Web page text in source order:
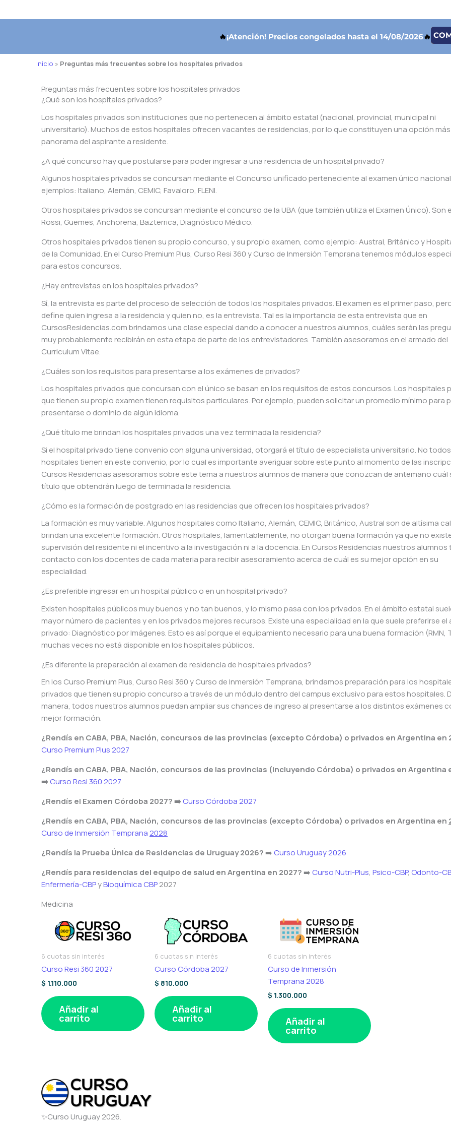
🔥¡Atención! Precios congelados hasta el 14/08/2026🔥
Inicio » Preguntas más frecuentes sobre los hospitales privados
Preguntas más frecuentes sobre los hospitales privados
¿Qué son los hospitales privados?
Los hospitales privados son instituciones que no pertenecen al ámbito estatal (nacional, provincial, municipal ni
universitario). Muchos de estos hospitales ofrecen vacantes de residencias, por lo que constituyen una opción más
panorama del aspirante a residente.
¿A qué concurso hay que postularse para poder ingresar a una residencia de un hospital privado?
Algunos hospitales privados se concursan mediante el Concurso unificado perteneciente al examen único
ejemplos: Italiano, Alemán, CEMIC, Favaloro, FLENI.
Otros hospitales privados se concursan mediante el concurso de la UBA (que también utiliza el Examen Único). Son
Rossi, Güemes, Anchorena, Bazterrica, Diagnóstico Médico.
Otros hospitales privados tienen su propio concurso, y su propio examen, como ejemplo: Austral, Británico y
de la Comunidad. En el Curso Premium Plus, Curso Resi 360 y Curso de Inmersión Temprana tenemos módulos
para estos concursos.
¿Hay entrevistas en los hospitales privados?
Sí, la entrevista es parte del proceso de selección de todos los hospitales privados. El examen es el primer paso,
define quien ingresa a la residencia y quien no, es la entrevista. Tal es la importancia de esta entrevista que en
CursosResidencias.com brindamos una clase especial dando a conocer a nuestros alumnos, cuáles serán las
muy probablemente recibirán en esta etapa de parte de los entrevistadores. También asesoramos en el armado del
Curriculum Vitae.
¿Cuáles son los requisitos para presentarse a los exámenes de privados?
Los hospitales privados que concursan con el único se basan en los requisitos de estos concursos. Los hospitales
que tienen su propio examen tienen requisitos particulares. Por ejemplo, pueden solicitar un promedio mínimo para
presentarse o dominio de algún idioma.
¿Qué título me brindan los hospitales privados una vez terminada la residencia?
Si el hospital privado tiene convenio con alguna universidad, otorgará el título de especialista universitario. No
hospitales tienen en este convenio, por lo cual es importante averiguar sobre este punto al momento de las
Cursos Residencias asesoramos sobre este tema a nuestros alumnos de manera que conozcan de antemano cuál
título que obtendrán luego de terminada la residencia.
¿Cómo es la formación de postgrado en las residencias que ofrecen los hospitales privados?
La formación es muy variable. Algunos hospitales como Italiano, Alemán, CEMIC, Británico, Austral son de altísima
brindan una excelente formación. Otros hospitales, lamentablemente, no otorgan buena formación ya que no
supervisión del residente ni el incentivo a la investigación ni a la docencia. En Cursos Residencias nuestros alumnos
contacto con los docentes de cada materia para recibir asesoramiento acerca de cuál es su mejor opción en su
especialidad.
¿Es preferible ingresar en un hospital público o en un hospital privado?
Existen hospitales públicos muy buenos y no tan buenos, y lo mismo pasa con los privados. En el ámbito estatal
mayor número de pacientes y en los privados mejores recursos. Existe una especialidad en la que suele preferirse el
privado: Diagnóstico por Imágenes. Esto es así porque el equipamiento necesario para una buena formación (RMN,
muchas veces no está disponible en los hospitales públicos.
¿Es diferente la preparación al examen de residencia de hospitales privados?
En los Curso Premium Plus, Curso Resi 360 y Curso de Inmersión Temprana, brindamos preparación para los
privados que tienen su propio concurso a través de un módulo dentro del campus exclusivo para estos hospitales.
manera, todos nuestros alumnos puedan ampliar sus chances de ingreso al presentarse a los distintos exámenes
mejor formación.
¿Rendís en CABA, PBA, Nación, concursos de las provincias (excepto Córdoba) o privados en Argentina en
Curso Premium Plus 2027
¿Rendís en CABA, PBA, Nación, concursos de las provincias (incluyendo Córdoba) o privados en Argentina
➡️Curso Resi 360 2027
¿Rendís el Examen Córdoba 2027? ➡️Curso Córdoba 2027
¿Rendís en CABA, PBA, Nación, concursos de las provincias (excepto Córdoba) o privados en Argentina en
Curso de Inmersión Temprana2028
¿Rendís la Prueba Única de Residencias de Uruguay 2026?➡️ Curso Uruguay 2026
¿Rendís para residencias del equipo de salud en Argentina en 2027?➡️ Curso Nutri-Plus, Psico-CBP, Odonto-
Enfermería-CBPyBioquímica CBP2027
Medicina
6 cuotas sin interés
Curso Resi 360 2027
$ 1.110.000
Añadir al
carrito
6 cuotas sin interés
Curso Córdoba 2027
$ 810.000
Añadir al
carrito
6 cuotas sin interés
Curso de Inmersión
Temprana 2028
$ 1.300.000
Añadir al
carrito
✨Curso Uruguay 2026.